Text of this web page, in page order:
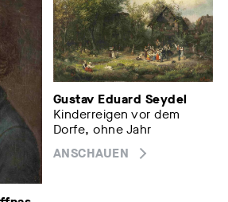
Gustav Eduard Seydel
Kinderreigen vor dem
Dorfe, ohne Jahr
ANSCHAUEN